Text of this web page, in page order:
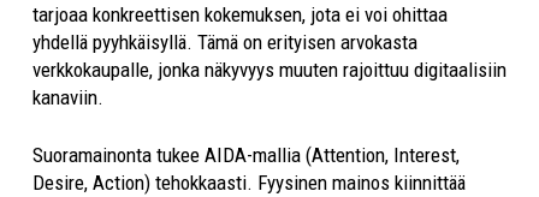
tarjoaa konkreettisen kokemuksen, jota ei voi ohittaa
yhdellä pyyhkäisyllä. Tämä on erityisen arvokasta
verkkokaupalle, jonka näkyvyys muuten rajoittuu digitaalisiin
kanaviin.
Suoramainonta tukee AIDA-mallia (Attention, Interest,
Desire, Action) tehokkaasti. Fyysinen mainos kiinnittää